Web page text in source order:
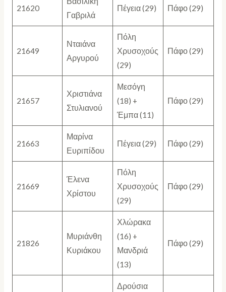
21620
Γαβριλά
Πέγεια (29) Πάφο (29)
21649
Νταιάνα
Αργυρού
Πόλη
Χρυσοχούς
(29)
Πάφο (29)
21657
Χριστιάνα
Στυλιανού
Μεσόγη
(18) +
Έμπα (11)
Πάφο (29)
21663
Μαρίνα
Ευριπίδου
Πέγεια (29) Πάφο (29)
21669
Έλενα
Χρίστου
Πόλη
Χρυσοχούς
(29)
Πάφο (29)
21826
Μυριάνθη
Κυριάκου
Χλώρακα
(16) +
Μανδριά
(13)
Πάφο (29)
Δρούσια